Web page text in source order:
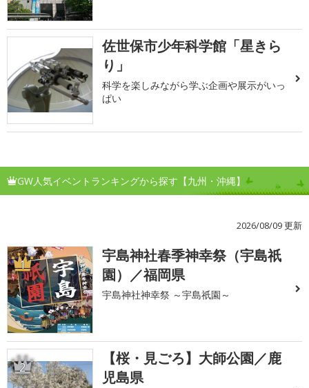
佐世保市少年科学館「星きら
り」
科学を楽しみながら学ぶ企画や展示がいっ
ぱい
GW人気イベントランキングから探す【九州・沖縄】
2026/08/09 更新
1
宇島神社春季神幸祭（宇島祇
園）／福岡県
宇島神社神幸祭 ～宇島祇園～
2
【桜・見ごろ】大師公園／鹿
児島県